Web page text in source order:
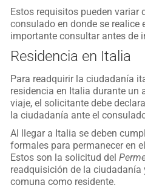
Estos requisitos pueden variar
consulado en donde se realice
importante consultar antes de
Residencia en Italia
Para readquirir la ciudadanía
residencia en Italia durante un
viaje, el solicitante debe
la ciudadanía ante el
Al llegar a Italia se deben
formales para permanecer en
Estos son la solicitud del
readquisición de la ciudadanía
comuna como residente.